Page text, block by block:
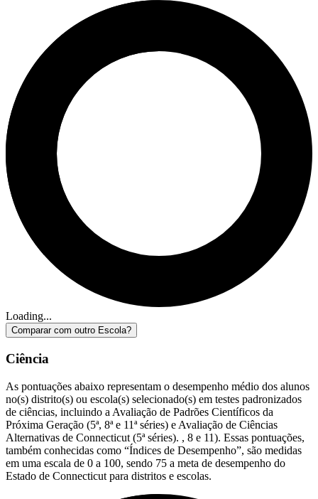
Loading...
Comparar com outro Escola?
Ciência
As pontuações abaixo representam o desempenho médio dos alunos
no(s) distrito(s) ou escola(s) selecionado(s) em testes padronizados
de ciências, incluindo a Avaliação de Padrões Científicos da
Próxima Geração (5ª, 8ª e 11ª séries) e Avaliação de Ciências
Alternativas de Connecticut (5ª séries). , 8 e 11). Essas pontuações,
também conhecidas como “Índices de Desempenho”, são medidas
em uma escala de 0 a 100, sendo 75 a meta de desempenho do
Estado de Connecticut para distritos e escolas.